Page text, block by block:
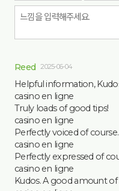
Reed 2025-06-04
Helpful information,
casino en ligne
Truly loads of good tips!
casino en ligne
Perfectly voiced of course.
casino en ligne
Perfectly expressed of
casino en ligne
Kudos. A good amount